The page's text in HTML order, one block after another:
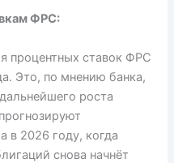
ФРС:
процентных ставок ФРС
Это, по мнению банка,
роста
в 2026 году, когда
снова начнёт